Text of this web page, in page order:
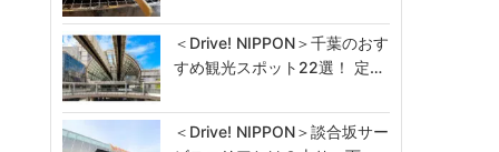
＜Drive! NIPPON＞千葉のおす
すめ観光スポット22選！ 定…
＜Drive! NIPPON＞談合坂サー